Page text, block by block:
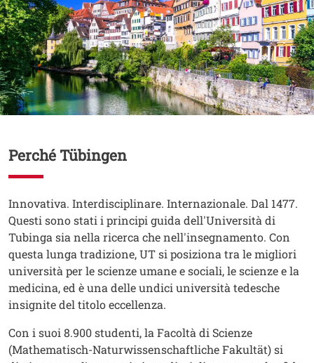
Perché Tübingen
Testo
Innovativa. Interdisciplinare. Internazionale. Dal 1477.
Questi sono stati i principi guida dell'Università di
Tubinga sia nella ricerca che nell'insegnamento. Con
questa lunga tradizione, UT si posiziona tra le migliori
università per le scienze umane e sociali, le scienze e la
medicina, ed è una delle undici università tedesche
insignite del titolo eccellenza.
Con i suoi 8.900 studenti, la Facoltà di Scienze
(Mathematisch-Naturwissenschaftliche Fakultät) si